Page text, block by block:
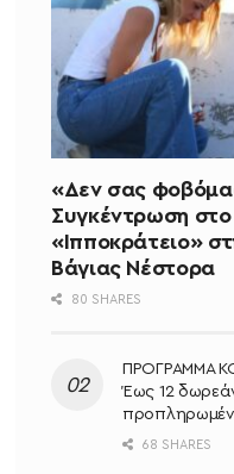
«Δεν σας
Συγκέντρωση στο
«Ιπποκράτειο»
Βάγιας Νέστορα
80 SHARES
ΠΡΟΓΡΑΜΜΑ
Έως 12
68 SHARES